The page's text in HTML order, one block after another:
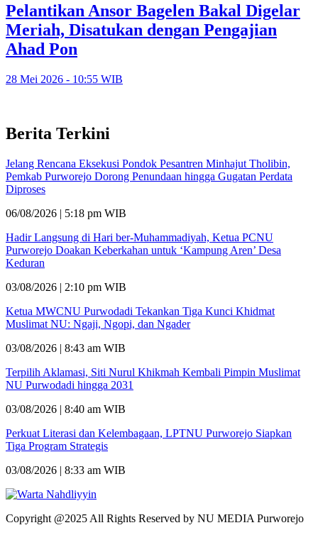
Pelantikan Ansor Bagelen Bakal Digelar
Meriah, Disatukan dengan Pengajian
Ahad Pon
28 Mei 2026 - 10:55 WIB
Berita Terkini
Jelang Rencana Eksekusi Pondok Pesantren Minhajut Tholibin,
Pemkab Purworejo Dorong Penundaan hingga Gugatan Perdata
Diproses
06/08/2026 | 5:18 pm WIB
Hadir Langsung di Hari ber-Muhammadiyah, Ketua PCNU
Purworejo Doakan Keberkahan untuk ‘Kampung Aren’ Desa
Keduran
03/08/2026 | 2:10 pm WIB
Ketua MWCNU Purwodadi Tekankan Tiga Kunci Khidmat
Muslimat NU: Ngaji, Ngopi, dan Ngader
03/08/2026 | 8:43 am WIB
Terpilih Aklamasi, Siti Nurul Khikmah Kembali Pimpin Muslimat
NU Purwodadi hingga 2031
03/08/2026 | 8:40 am WIB
Perkuat Literasi dan Kelembagaan, LPTNU Purworejo Siapkan
Tiga Program Strategis
03/08/2026 | 8:33 am WIB
Copyright @2025 All Rights Reserved by NU MEDIA Purworejo